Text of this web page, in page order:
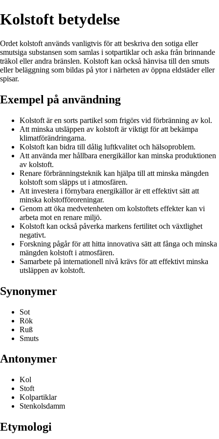
Kolstoft betydelse
Ordet kolstoft används vanligtvis för att beskriva den sotiga eller
smutsiga substansen som samlas i sotpartiklar och aska från brinnande
träkol eller andra bränslen. Kolstoft kan också hänvisa till den smuts
eller beläggning som bildas på ytor i närheten av öppna eldstäder eller
spisar.
Exempel på användning
Kolstoft är en sorts partikel som frigörs vid förbränning av kol.
Att minska utsläppen av kolstoft är viktigt för att bekämpa
klimatförändringarna.
Kolstoft kan bidra till dålig luftkvalitet och hälsoproblem.
Att använda mer hållbara energikällor kan minska produktionen
av kolstoft.
Renare förbränningsteknik kan hjälpa till att minska mängden
kolstoft som släpps ut i atmosfären.
Att investera i förnybara energikällor är ett effektivt sätt att
minska kolstofföroreningar.
Genom att öka medvetenheten om kolstoftets effekter kan vi
arbeta mot en renare miljö.
Kolstoft kan också påverka markens fertilitet och växtlighet
negativt.
Forskning pågår för att hitta innovativa sätt att fånga och minska
mängden kolstoft i atmosfären.
Samarbete på internationell nivå krävs för att effektivt minska
utsläppen av kolstoft.
Synonymer
Sot
Rök
Ruß
Smuts
Antonymer
Kol
Stoft
Kolpartiklar
Stenkolsdamm
Etymologi